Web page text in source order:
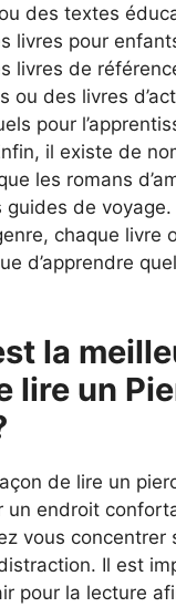
des textes
livres pour
livres de
ou des livres
pour
il existe de
les romans
guides de
chaque livre
d’apprendre
la
lire un
de lire un
un endroit
vous concentrer
Il est
pour la lecture